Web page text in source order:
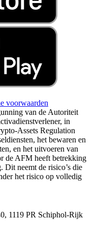
voorwaarden
van de Autoriteit
in
Assets Regulation
het bewaren en
en het uitvoeren van
de AFM heeft betrekking
Dit neemt de risico’s die
het risico op volledig
1119 PR Schiphol-Rijk